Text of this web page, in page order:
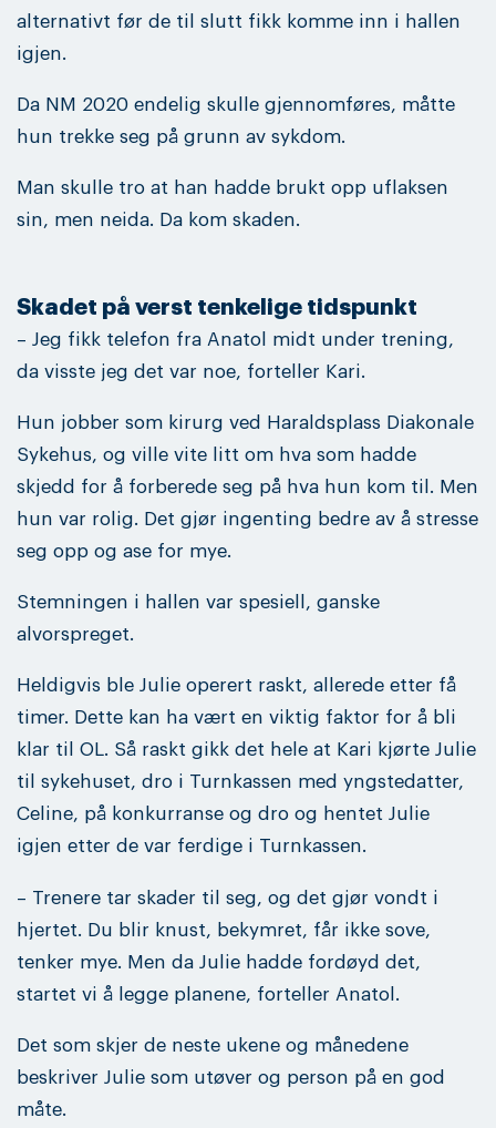
alternativt før de til slutt fikk komme inn i hallen
igjen.
Da NM 2020 endelig skulle gjennomføres, måtte
hun trekke seg på grunn av sykdom.
Man skulle tro at han hadde brukt opp uflaksen
sin, men neida. Da kom skaden.
Skadet på verst tenkelige tidspunkt
– Jeg fikk telefon fra Anatol midt under trening,
da visste jeg det var noe, forteller Kari.
Hun jobber som kirurg ved Haraldsplass Diakonale
Sykehus, og ville vite litt om hva som hadde
skjedd for å forberede seg på hva hun kom til. Men
hun var rolig. Det gjør ingenting bedre av å stresse
seg opp og ase for mye.
Stemningen i hallen var spesiell, ganske
alvorspreget.
Heldigvis ble Julie operert raskt, allerede etter få
timer. Dette kan ha vært en viktig faktor for å bli
klar til OL. Så raskt gikk det hele at Kari kjørte Julie
til sykehuset, dro i Turnkassen med yngstedatter,
Celine, på konkurranse og dro og hentet Julie
igjen etter de var ferdige i Turnkassen.
– Trenere tar skader til seg, og det gjør vondt i
hjertet. Du blir knust, bekymret, får ikke sove,
tenker mye. Men da Julie hadde fordøyd det,
startet vi å legge planene, forteller Anatol.
Det som skjer de neste ukene og månedene
beskriver Julie som utøver og person på en god
måte.